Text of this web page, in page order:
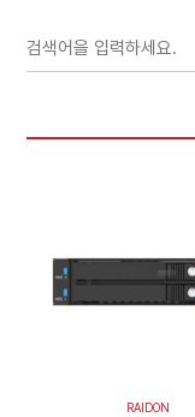
RAIDON